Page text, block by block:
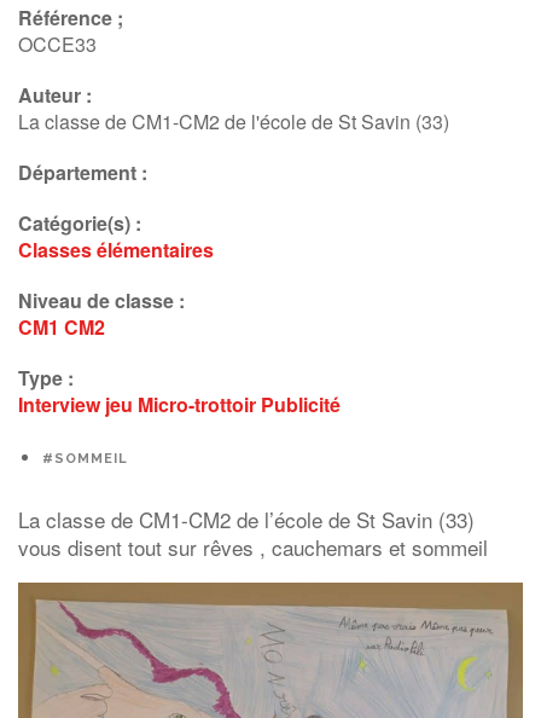
Référence ;
OCCE33
Auteur :
La classe de CM1-CM2 de l'école de St Savin (33)
Département :
Catégorie(s) :
Classes élémentaires
Niveau de classe :
CM1 CM2
Type :
Interview jeu Micro-trottoir Publicité
#SOMMEIL
La classe de CM1-CM2 de l’école de St Savin (33)
vous disent tout sur rêves , cauchemars et sommeil